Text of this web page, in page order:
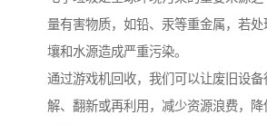
量有害物质，如铅、汞等重金属，若处
壤和水源造成严重污染。
通过游戏机回收，我们可以让废旧设
解、翻新或再利用，减少资源浪费，降